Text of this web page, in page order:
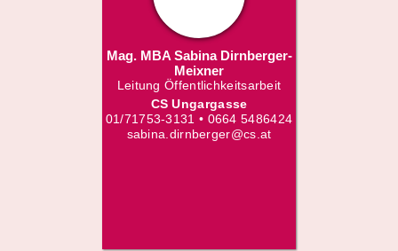
Mag. MBA Sabina Dirnberger-
Meixner
Leitung Öffentlichkeitsarbeit
CS Ungargasse
01/71753-3131 • 0664 5486424
sabina.dirnberger@cs.at